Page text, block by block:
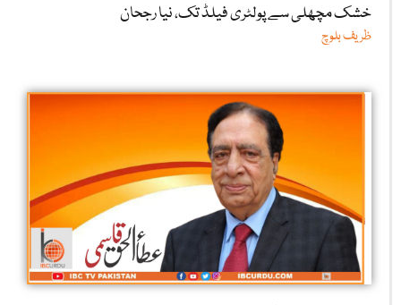
خشک مچھلی سے پولٹری فیلڈ تک، نیا رجحان
ظریف بلوچ